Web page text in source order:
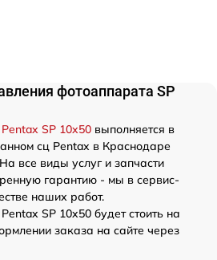
фотоаппарата SP
SP 10x50 выполняется в
сц Pentax в Краснодаре
все виды услуг и запчасти
гарантию - мы в сервис-
наших работ.
SP 10x50 будет стоить на
заказа на сайте через